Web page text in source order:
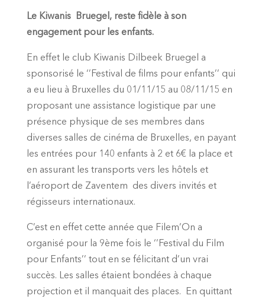
Le Kiwanis Bruegel, reste fidèle à son
engagement pour les enfants.
En effet le club Kiwanis Dilbeek Bruegel a
sponsorisé le ‘’Festival de films pour enfants’’ qui
a eu lieu à Bruxelles du 01/11/15 au 08/11/15 en
proposant une assistance logistique par une
présence physique de ses membres dans
diverses salles de cinéma de Bruxelles, en payant
les entrées pour 140 enfants à 2 et 6€ la place et
en assurant les transports vers les hôtels et
l’aéroport de Zaventem des divers invités et
régisseurs internationaux.
C’est en effet cette année que Filem’On a
organisé pour la 9ème fois le ‘’Festival du Film
pour Enfants’’ tout en se félicitant d’un vrai
succès. Les salles étaient bondées à chaque
projection et il manquait des places. En quittant